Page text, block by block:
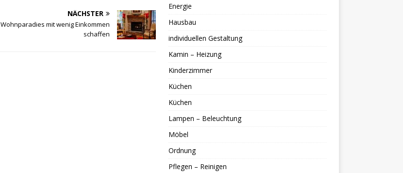
NÄCHSTER
Wohnparadies mit wenig Einkommen
schaffen
Energie
Hausbau
individuellen Gestaltung
Kamin – Heizung
Kinderzimmer
Küchen
Küchen
Lampen – Beleuchtung
Möbel
Ordnung
Pflegen – Reinigen